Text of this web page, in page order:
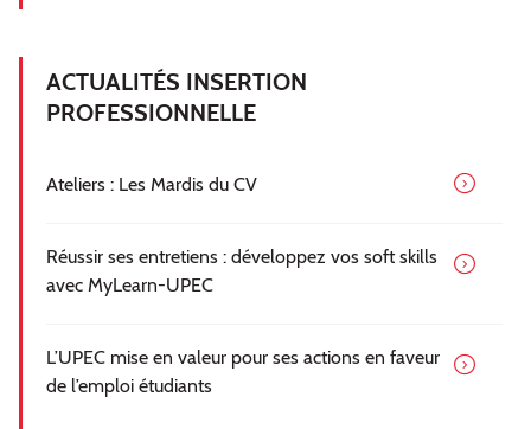
ACTUALITÉS INSERTION
PROFESSIONNELLE
Ateliers : Les Mardis du CV
Réussir ses entretiens : développez vos soft skills
avec MyLearn-UPEC
L’UPEC mise en valeur pour ses actions en faveur
de l’emploi étudiants